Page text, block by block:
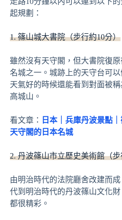
起規劃：
1. 篠山城大書院（步行約10分）
雖然沒有天守閣，但大書院復
名城之一。城跡上的天守台可以
天氣好的時候還能看到對面被
高城山。
看文章：
日本｜兵庫丹波景點
天守閣的日本名城
2. 丹波篠山市立歷史美術館（
由明治時代的法院廳舍改建而
代到明治時代的丹波篠山文化
都很精彩。